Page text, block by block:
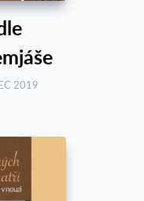
2019